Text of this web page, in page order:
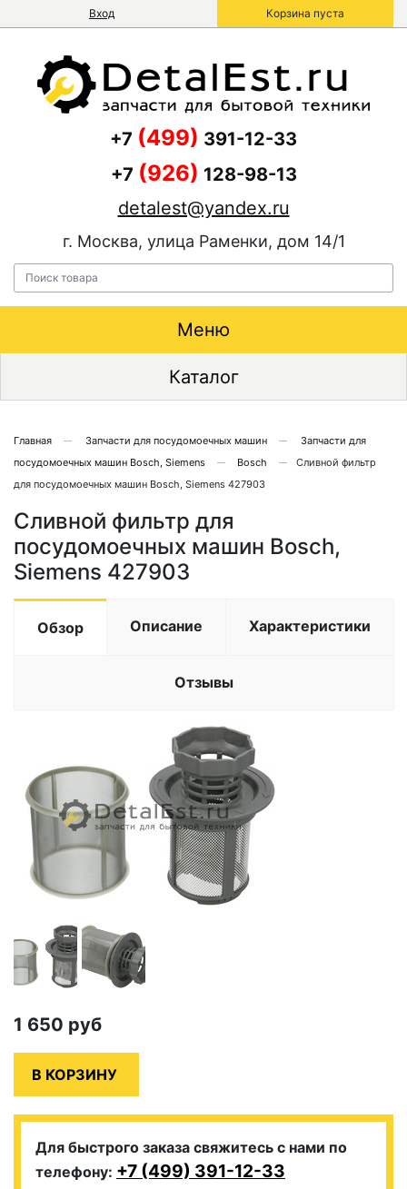
Вход Корзина пуста
+7 (499) 391-12-33
+7 (926) 128-98-13
detalest@yandex.ru
г. Москва, улица Раменки, дом 14/1
Меню
Каталог
Главная Запчасти для посудомоечных машин
Запчасти для
посудомоечных машин Bosch, Siemens
Bosch
Сливной фильтр
для посудомоечных машин Bosch, Siemens 427903
Сливной фильтр для
посудомоечных машин Bosch,
Siemens 427903
Обзор Описание Характеристики
Отзывы
1 650 руб
Для быстрого заказа свяжитесь с нами по
телефону: +7 (499) 391-12-33